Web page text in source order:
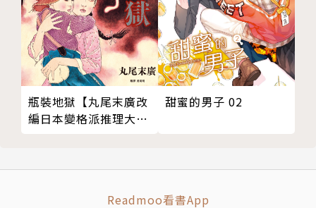
瓶裝地獄【丸尾末廣改
編日本變格派推理大師
甜蜜的男子 02
Readmoo看書App